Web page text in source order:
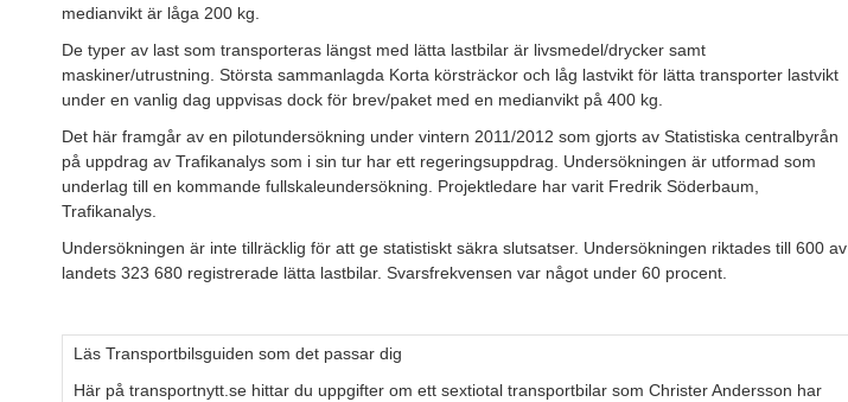
medianvikt är låga 200 kg.
De typer av last som transporteras längst med lätta lastbilar är livsmedel/drycker samt
maskiner/utrustning. Största sammanlagda Korta körsträckor och låg lastvikt för lätta transporter lastvikt
under en vanlig dag uppvisas dock för brev/paket med en medianvikt på 400 kg.
Det här framgår av en pilotundersökning under vintern 2011/2012 som gjorts av Statistiska centralbyrån
på uppdrag av Traﬁkanalys som i sin tur har ett regeringsuppdrag. Undersökningen är utformad som
underlag till en kommande fullskaleundersökning. Projektledare har varit Fredrik Söderbaum,
Traﬁkanalys.
Undersökningen är inte tillräcklig för att ge statistiskt säkra slutsatser. Undersökningen riktades till 600 av
landets 323 680 registrerade lätta lastbilar. Svarsfrekvensen var något under 60 procent.
Läs Transportbilsguiden som det passar dig
Här på transportnytt.se hittar du uppgifter om ett sextiotal transportbilar som Christer Andersson har